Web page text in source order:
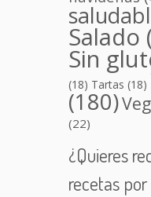
Salado
Sin
(18) Tartas (18)
(180)
(22)
¿Quieres
recetas